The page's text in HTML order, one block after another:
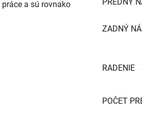
a sú rovnako
ZADNÝ
RADENIE
POČET